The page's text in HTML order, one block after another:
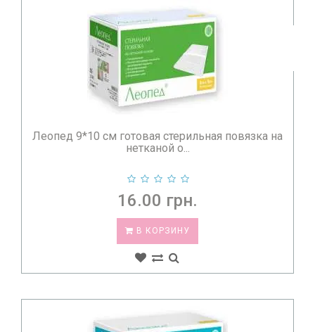
Леопед 9*10 см готовая стерильная повязка на
нетканой о...
16.00 грн.
В КОРЗИНУ